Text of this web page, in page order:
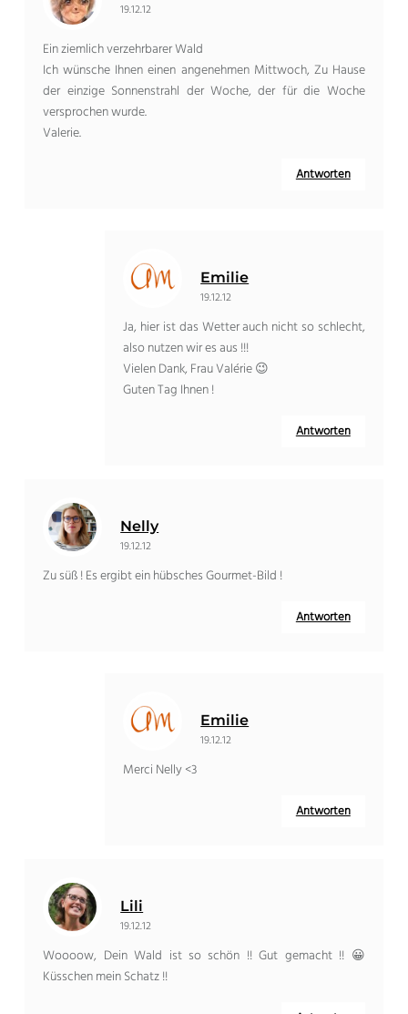
19.12.12
Ein ziemlich verzehrbarer Wald
Ich wünsche Ihnen einen angenehmen Mittwoch, Zu Hause
der einzige Sonnenstrahl der Woche, der für die Woche
versprochen wurde.
Valerie.
Antworten
Emilie
19.12.12
Ja, hier ist das Wetter auch nicht so schlecht,
also nutzen wir es aus !!!
Vielen Dank, Frau Valérie 😉
Guten Tag Ihnen !
Antworten
Nelly
19.12.12
Zu süß ! Es ergibt ein hübsches Gourmet-Bild !
Antworten
Emilie
19.12.12
Merci Nelly <3
Antworten
Lili
19.12.12
Woooow, Dein Wald ist so schön !! Gut gemacht !! 😀
Küsschen mein Schatz !!